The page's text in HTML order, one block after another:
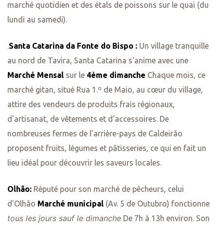
marché quotidien et des étals de poissons sur le quai (du
lundi au samedi).
.Santa Catarina da Fonte do Bispo : Un village tranquille
au nord de Tavira, Santa Catarina s'anime avec une
Marché Mensal sur le 4ème dimanche Chaque mois, ce
marché gitan, situé Rua 1.º de Maio, au cœur du village,
attire des vendeurs de produits frais régionaux,
d'artisanat, de vêtements et d'accessoires. De
nombreuses fermes de l'arrière-pays de Caldeirão
proposent fruits, légumes et pâtisseries, ce qui en fait un
lieu idéal pour découvrir les saveurs locales.
Olhão: Réputé pour son marché de pêcheurs, celui
d'Olhão Marché municipal (Av. 5 de Outubro) fonctionne
tous les jours sauf le dimanche De 7h à 13h environ. Son